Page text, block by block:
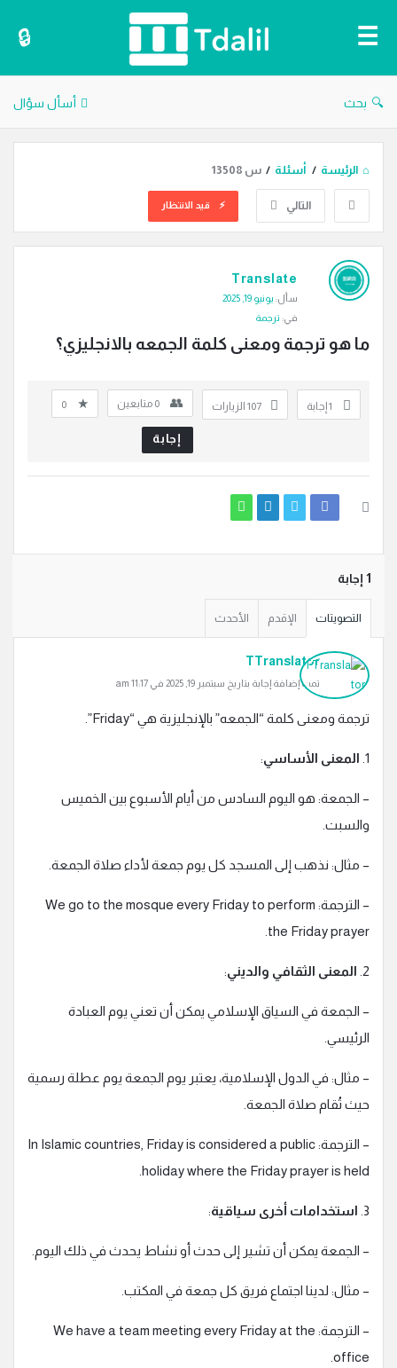
الترجمة
بحث أسأل سؤال
الرئيسة / أسئلة / س 13508
التالي قيد الانتظار
دليل
الترجمة
أسئلة
Translate
سأل: يونيو 19, 2025
في: ترجمة
ما هو ترجمة ومعنى كلمة الجمعه بالانجليزي؟
‫1 إجابة 107 الزيارات 0 متابعين 0
إجابة
‫1 إجابة
التصويتات الإقدم الأحدث
TTranslator
تمت إضافة إجابة بتاريخ سبتمبر 19, 2025 في 11:17 am
ترجمة ومعنى كلمة “الجمعه” بالإنجليزية هي “Friday”.
1. المعنى الأساسي:
– الجمعة: هو اليوم السادس من أيام الأسبوع بين الخميس
والسبت.
– مثال: نذهب إلى المسجد كل يوم جمعة لأداء صلاة الجمعة.
– الترجمة: We go to the mosque every Friday to perform
the Friday prayer.
2. المعنى الثقافي والديني:
– الجمعة في السياق الإسلامي يمكن أن تعني يوم العبادة
الرئيسي.
– مثال: في الدول الإسلامية، يعتبر يوم الجمعة يوم عطلة رسمية
حيث تُقام صلاة الجمعة.
– الترجمة: In Islamic countries, Friday is considered a public
holiday where the Friday prayer is held.
3. استخدامات أخرى سياقية:
– الجمعة يمكن أن تشير إلى حدث أو نشاط يحدث في ذلك اليوم.
– مثال: لدينا اجتماع فريق كل جمعة في المكتب.
– الترجمة: We have a team meeting every Friday at the
office.